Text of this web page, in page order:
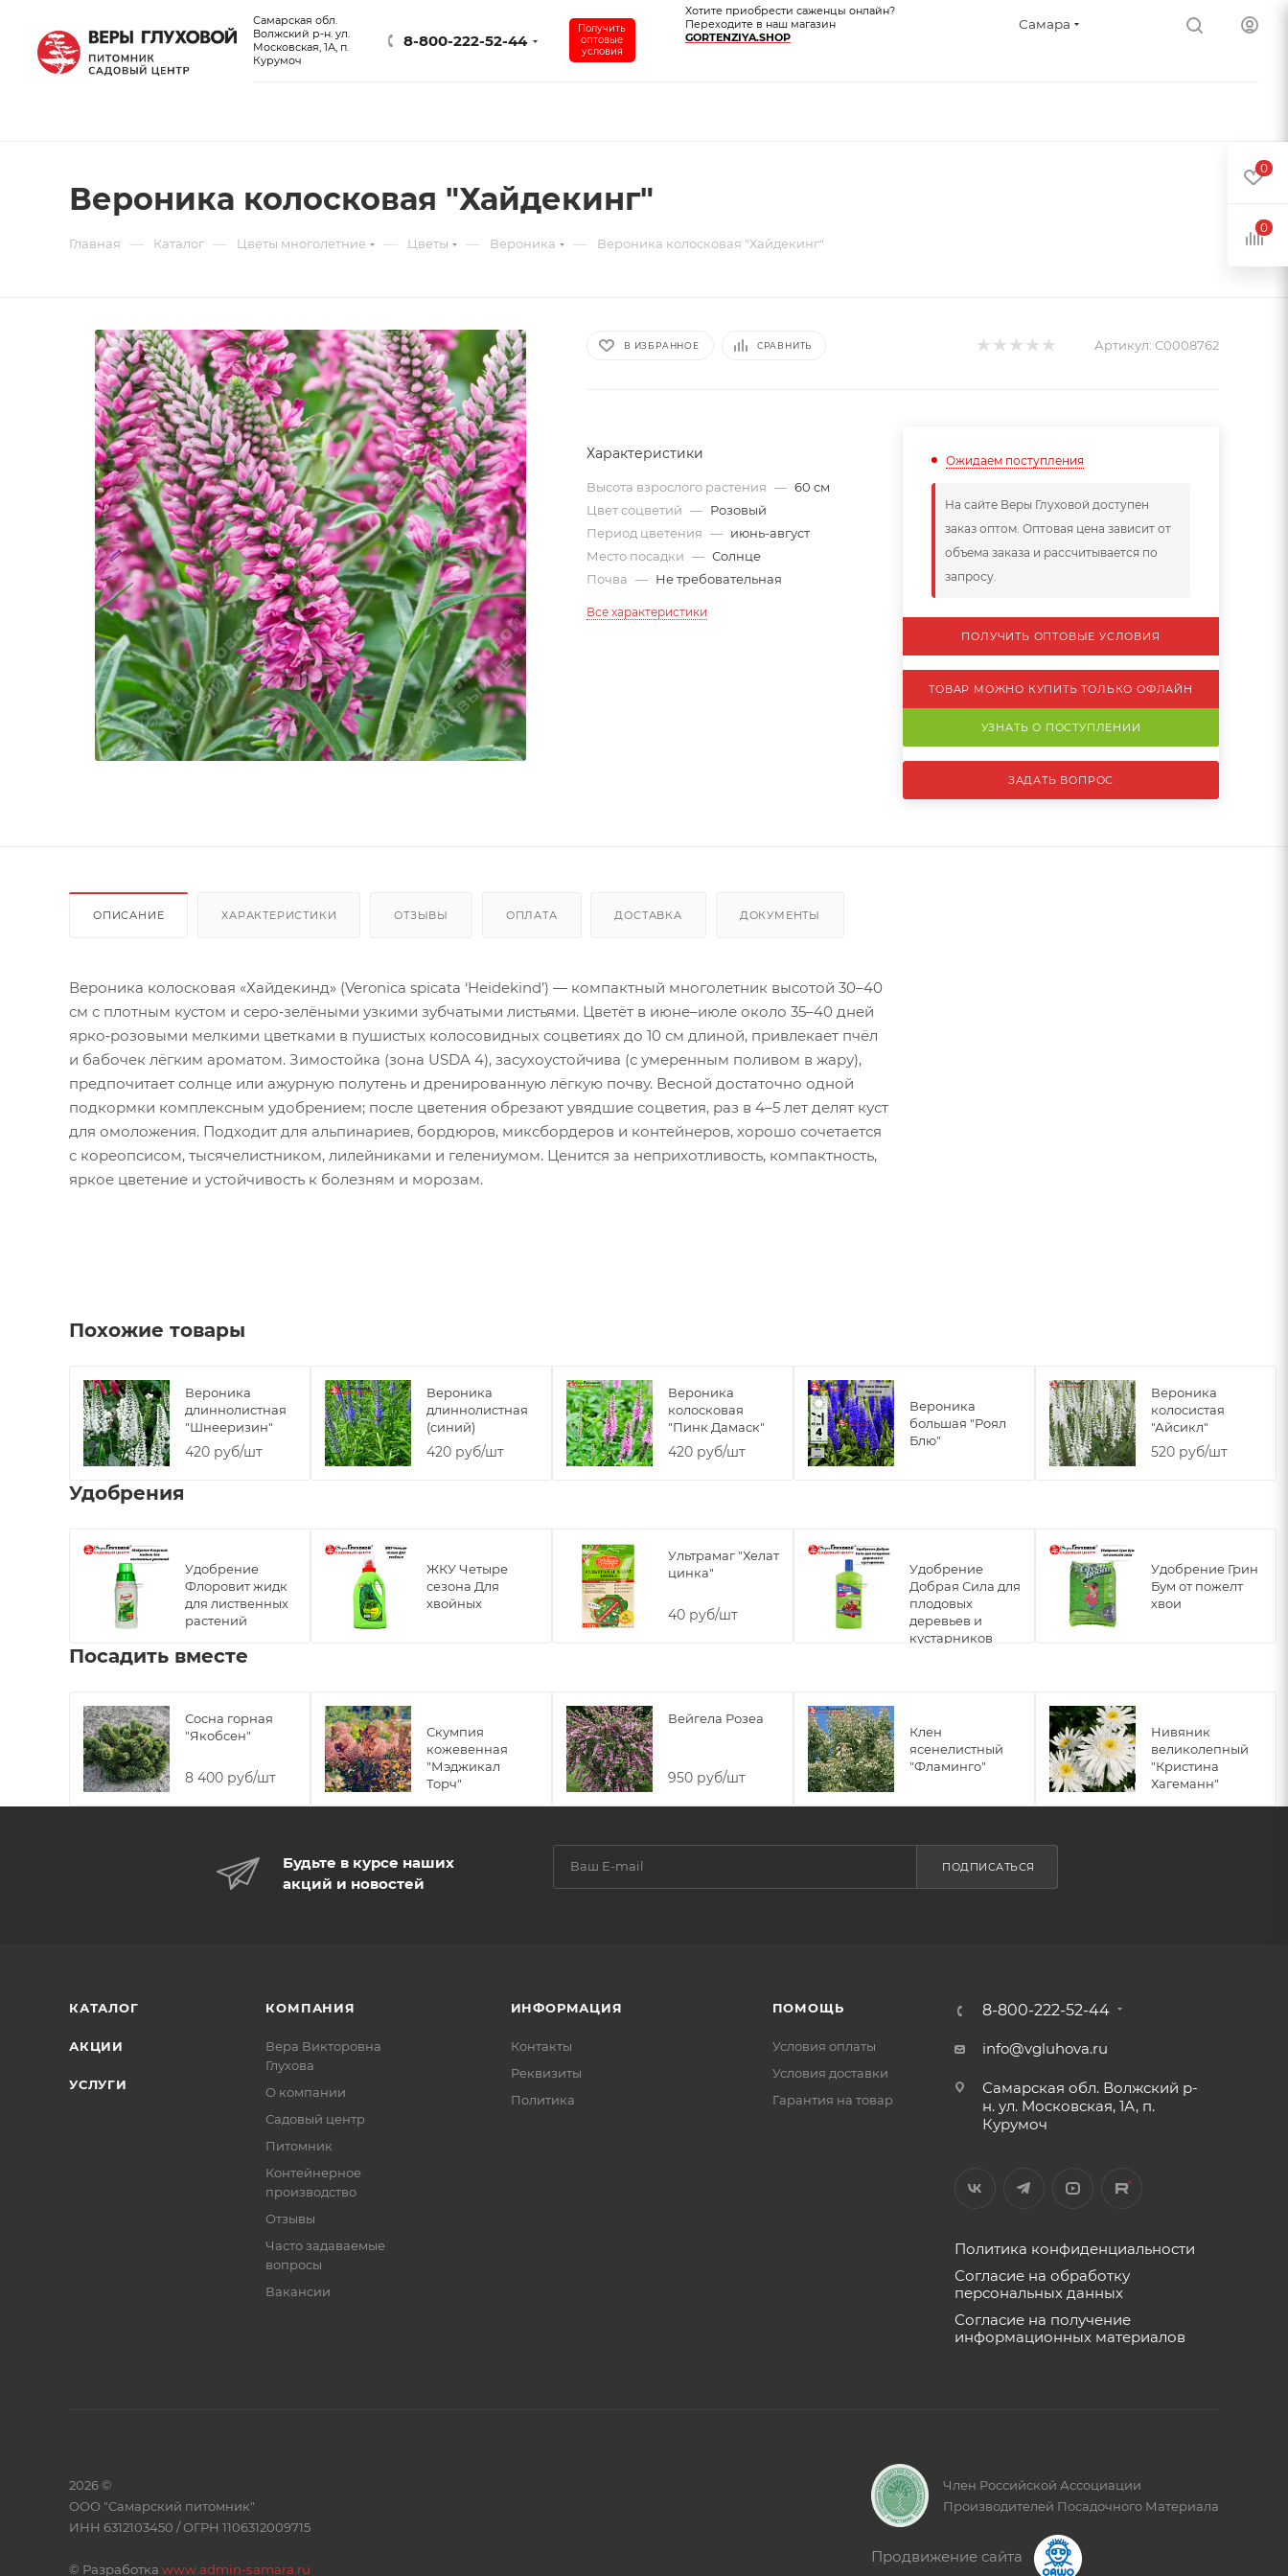
Самарская обл.
Волжский р-н. ул.
Московская, 1А, п.
Курумоч
8-800-222-52-44
Получить
оптовые
условия
Хотите приобрести саженцы онлайн?
Переходите в наш магазин
GORTENZIYA.SHOP
Самара
Вероника колосковая "Хайдекинг"
Главная — Каталог — Цветы многолетние — Цветы — Вероника — Вероника колосковая "Хайдекинг"
В ИЗБРАННОЕ СРАВНИТЬ Артикул: С0008762
Характеристики
Высота взрослого растения — 60 см
Цвет соцветий — Розовый
Период цветения — июнь-август
Место посадки — Солнце
Почва — Не требовательная
Все характеристики
Ожидаем поступления
На сайте Веры Глуховой доступен
заказ оптом. Оптовая цена зависит от
объема заказа и рассчитывается по
запросу.
ПОЛУЧИТЬ ОПТОВЫЕ УСЛОВИЯ
ТОВАР МОЖНО КУПИТЬ ТОЛЬКО ОФЛАЙН
УЗНАТЬ О ПОСТУПЛЕНИИ
ЗАДАТЬ ВОПРОС
ОПИСАНИЕ ХАРАКТЕРИСТИКИ ОТЗЫВЫ ОПЛАТА ДОСТАВКА ДОКУМЕНТЫ
Вероника колосковая «Хайдекинд» (Veronica spicata ‘Heidekind’) — компактный многолетник высотой 30–40
см с плотным кустом и серо‑зелёными узкими зубчатыми листьями. Цветёт в июне–июле около 35–40 дней
ярко‑розовыми мелкими цветками в пушистых колосовидных соцветиях до 10 см длиной, привлекает пчёл
и бабочек лёгким ароматом. Зимостойка (зона USDA 4), засухоустойчива (с умеренным поливом в жару),
предпочитает солнце или ажурную полутень и дренированную лёгкую почву. Весной достаточно одной
подкормки комплексным удобрением; после цветения обрезают увядшие соцветия, раз в 4–5 лет делят куст
для омоложения. Подходит для альпинариев, бордюров, миксбордеров и контейнеров, хорошо сочетается
с кореопсисом, тысячелистником, лилейниками и гелениумом. Ценится за неприхотливость, компактность,
яркое цветение и устойчивость к болезням и морозам.
Похожие товары
Вероника
длиннолистная
"Шнееризин"
420 руб/шт
Вероника
длиннолистная
(синий)
420 руб/шт
Вероника
колосковая
"Пинк Дамаск"
420 руб/шт
Вероника
большая "Роял
Блю"
Вероника
колосистая
"Айсикл"
520 руб/шт
Удобрения
Удобрение
Флоровит жидк
для лиственных
растений
ЖКУ Четыре
сезона Для
хвойных
Ультрамаг "Хелат
цинка"
40 руб/шт
Удобрение
Добрая Сила для
плодовых
деревьев и
кустарников
Удобрение Грин
Бум от пожелт
хвои
Посадить вместе
Сосна горная
"Якобсен"
8 400 руб/шт
Скумпия
кожевенная
"Мэджикал
Торч"
Вейгела Розеа
950 руб/шт
Клен
ясенелистный
"Фламинго"
Нивяник
великолепный
"Кристина
Хагеманн"
Будьте в курсе наших
акций и новостей
ПОДПИСАТЬСЯ
КАТАЛОГ
АКЦИИ
УСЛУГИ
КОМПАНИЯ
Вера Викторовна
Глухова
О компании
Садовый центр
Питомник
Контейнерное
производство
Отзывы
Часто задаваемые
вопросы
Вакансии
ИНФОРМАЦИЯ
Контакты
Реквизиты
Политика
ПОМОЩЬ
Условия оплаты
Условия доставки
Гарантия на товар
8-800-222-52-44
info@vgluhova.ru
Самарская обл. Волжский р-
н. ул. Московская, 1А, п.
Курумоч
Политика конфиденциальности
Согласие на обработку
персональных данных
Согласие на получение
информационных материалов
2026 ©
ООО "Самарский питомник"
ИНН 6312103450 / ОГРН 1106312009715
© Разработка www.admin-samara.ru
Член Российской Ассоциации
Производителей Посадочного Материала
Продвижение сайта
0
0